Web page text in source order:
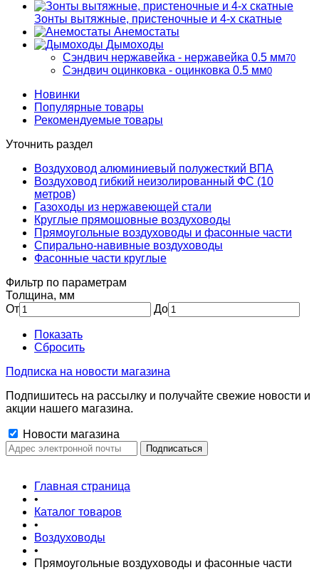
Зонты вытяжные, пристеночные и 4-х скатные
Анемостаты
Дымоходы
Сэндвич нержавейка - нержавейка 0.5 мм70
Сэндвич оцинковка - оцинковка 0.5 мм0
Новинки
Популярные товары
Рекомендуемые товары
Уточнить раздел
Воздуховод алюминиевый полужесткий ВПА
Воздуховод гибкий неизолированный ФС (10
метров)
Газоходы из нержавеющей стали
Круглые прямошовные воздуховоды
Прямоугольные воздуховоды и фасонные части
Спирально-навивные воздуховоды
Фасонные части круглые
Фильтр по параметрам
Толщина, мм
От
До
Показать
Сбросить
Подписка на новости магазина
Подпишитесь на рассылку и получайте свежие новости и
акции нашего магазина.
Новости магазина
Главная страница
•
Каталог товаров
•
Воздуховоды
•
Прямоугольные воздуховоды и фасонные части